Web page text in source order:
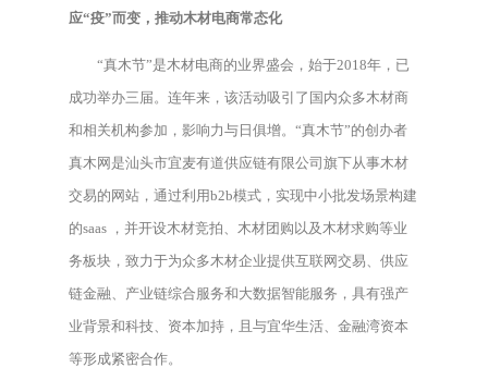
应“疫”而变，推动木材电商常态化
“真木节”是木材电商的业界盛会，始于2018年，已
成功举办三届。连年来，该活动吸引了国内众多木材商
和相关机构参加，影响力与日俱增。“真木节”的创办者
真木网是汕头市宜麦有道供应链有限公司旗下从事木材
交易的网站，通过利用b2b模式，实现中小批发场景构建
的saas ，并开设木材竞拍、木材团购以及木材求购等业
务板块，致力于为众多木材企业提供互联网交易、供应
链金融、产业链综合服务和大数据智能服务，具有强产
业背景和科技、资本加持，且与宜华生活、金融湾资本
等形成紧密合作。